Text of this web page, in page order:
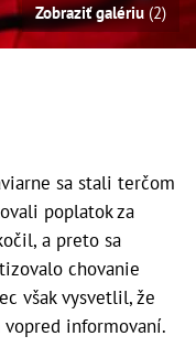
Zobraziť galériu (2)
sa stali terčom
poplatok za
a preto sa
chovanie
však vysvetlil, že
informovaní.